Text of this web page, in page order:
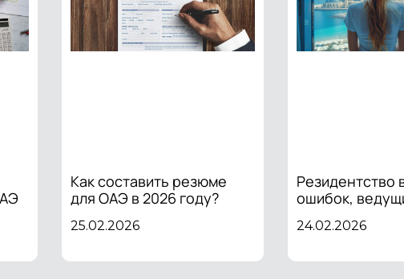
Как составить резюме
для ОАЭ в 2026 году?
25.02.2026
Резидентство
ошибок,
24.02.2026